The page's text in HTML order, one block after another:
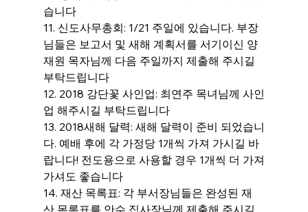
습니다
11. 신도사무총회: 1/21 주일에 있습니다. 부장
님들은 보고서 및 새해 계획서를 서기이신 양
재원 목자님께 다음 주일까지 제출해 주시길
부탁드립니다
12. 2018 강단꽃 사인업: 최연주 목녀님께 사인
업 해주시길 부탁드립니다
13. 2018새해 달력: 새해 달력이 준비 되었습니
다. 예배 후에 각 가정당 1개씩 가져 가시길 바
랍니다! 전도용으로 사용할 경우 1개씩 더 가져
가셔도 좋습니다
14. 재산 목록표: 각 부서장님들은 완성된 재
산 목록표를 안수 집사장님께 제출해 주시길